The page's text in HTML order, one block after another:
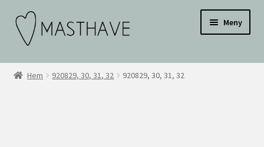
Hoppa
till
navigering
Hoppa
till
innehåll
Meny
WEBBUTIK
Testar
Hem 920829, 30, 31, 32 920829, 30, 31, 32